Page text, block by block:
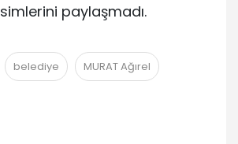
paylaşmadı.
belediye MURAT Ağırel